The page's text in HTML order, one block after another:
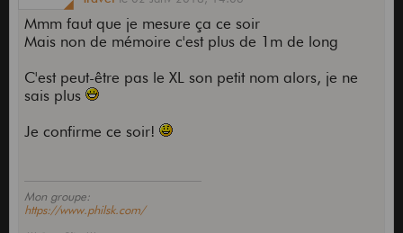
Mmm faut que je mesure ça ce soir
Mais non de mémoire c'est plus de 1m de long
C'est peut-être pas le XL son petit nom alors, je ne
sais plus
Je confirme ce soir!
Mon groupe:
https://www.philsk.com/